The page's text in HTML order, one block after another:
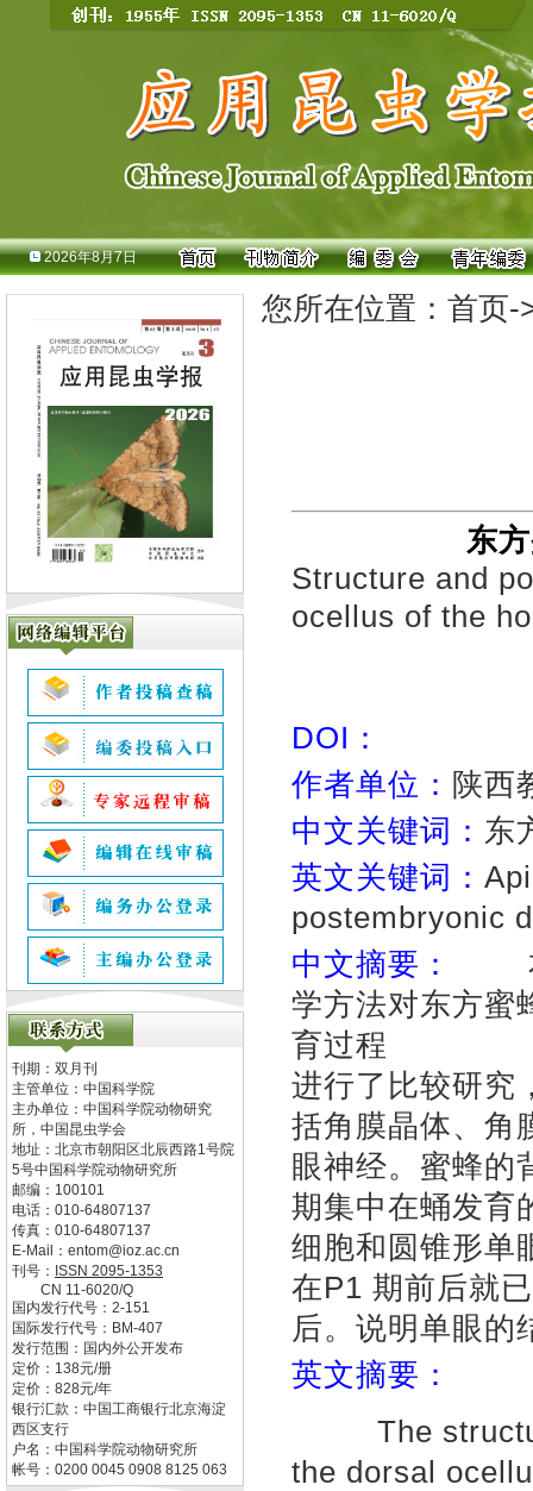
2026年8月7日
刊期：双月刊
主管单位： 中国科学院
主办单位： 中国科学院动物研究
所，中国昆虫学会
地址： 北京市朝阳区北辰西路1号院
5号中国科学院动物研究所
邮编： 100101
电话： 010-64807137
传真： 010-64807137
E-Mail： entom@ioz.ac.cn
刊号： ISSN 2095-1353
CN 11-6020/Q
国内发行代号： 2-151
国际发行代号： BM-407
发行范围：国内外公开发布
定价： 138元/册
定价： 828元/年
银行汇款：中国工商银行北京海淀
西区支行
户名：中国科学院动物研究所
帐号：0200 0045 0908 8125 063
您所在位置： 首页-
东
Structure and
ocellus of the
DOI：
作者单位： 陕西
中文关键词： 东
英文关键词：
postembryonic
中文摘要：
本
学方法对东方蜜
育过程
进行了比较研究
括角膜晶体、角
眼神经。蜜蜂的
期集中在蛹发育
细胞和圆锥形单
在P1 期前后就
后。说明单眼的
英文摘要：
The structure
the dorsal